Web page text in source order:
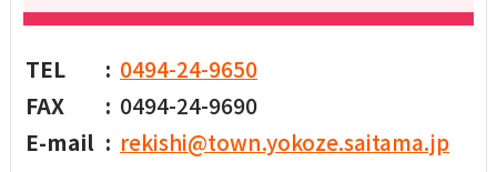
TEL
0494-24-9650
FAX
0494-24-9690
E-mail
rekishi@town.yokoze.saitama.jp